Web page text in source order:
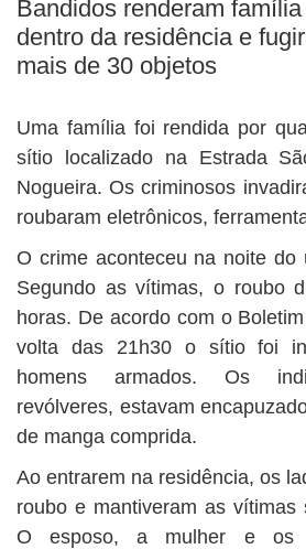
Bandidos renderam
dentro da residência e
mais de 30 objetos
Uma família foi rendida por
sítio localizado na Estrada
Nogueira. Os criminosos
roubaram eletrônicos,
O crime aconteceu na noite do
Segundo as vítimas, o roubo
horas. De acordo com o
volta das 21h30 o sítio foi
homens armados. Os
revólveres, estavam
de manga comprida.
Ao entrarem na residência, os
roubo e mantiveram as vítimas
O esposo, a mulher e os